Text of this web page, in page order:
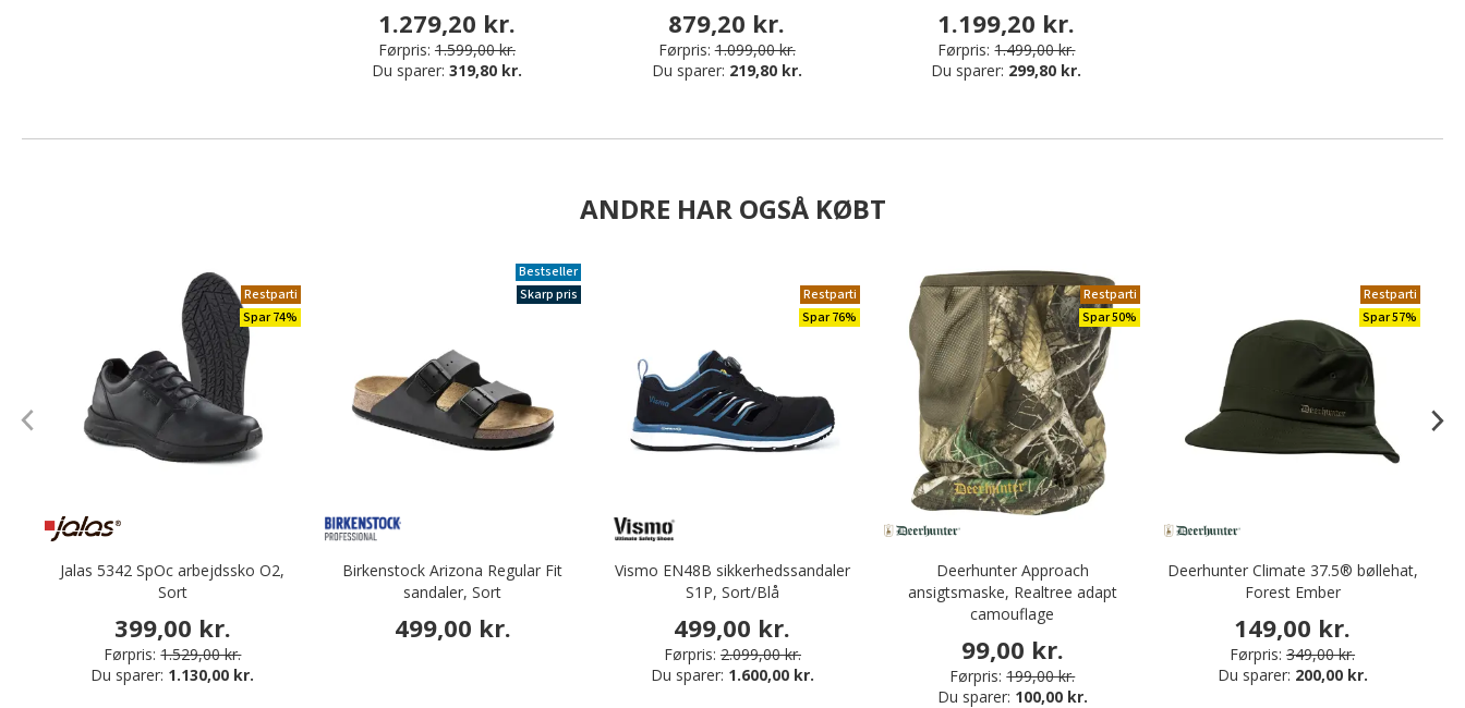
1.279,20 kr.
Førpris: 1.599,00 kr.
Du sparer: 319,80 kr.
879,20 kr.
Førpris: 1.099,00 kr.
Du sparer: 219,80 kr.
1.199,20 kr.
Førpris: 1.499,00 kr.
Du sparer: 299,80 kr.
ANDRE HAR OGSÅ KØBT
Restparti
Spar 74%
Jalas 5342 SpOc arbejdssko O2,
Sort
399,00 kr.
Førpris: 1.529,00 kr.
Du sparer: 1.130,00 kr.
Bestseller
Skarp pris
Birkenstock Arizona Regular Fit
sandaler, Sort
499,00 kr.
Restparti
Spar 76%
Vismo EN48B sikkerhedssandaler
S1P, Sort/Blå
499,00 kr.
Førpris: 2.099,00 kr.
Du sparer: 1.600,00 kr.
Restparti
Spar 50%
Deerhunter Approach
ansigtsmaske, Realtree adapt
camouflage
99,00 kr.
Førpris: 199,00 kr.
Du sparer: 100,00 kr.
Restparti
Spar 57%
Deerhunter Climate 37.5® bøllehat,
Forest Ember
149,00 kr.
Førpris: 349,00 kr.
Du sparer: 200,00 kr.